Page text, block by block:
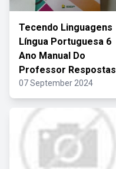
Tecendo Linguagens
Língua Portuguesa 6
Ano Manual Do
Professor Respostas
07 September 2024